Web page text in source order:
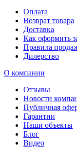
Оплата
Возврат товара
Доставка
Как оформить
Правила
Дилерство
О компании
Отзывы
Новости
Публичная
Гарантии
Наши объекты
Блог
Видео